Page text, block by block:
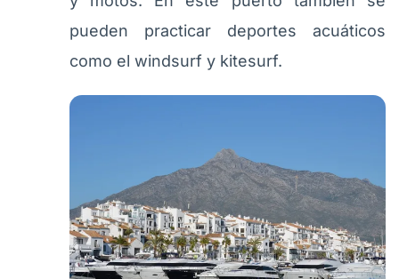
pueden practicar deportes acuáticos
como el windsurf y kitesurf.